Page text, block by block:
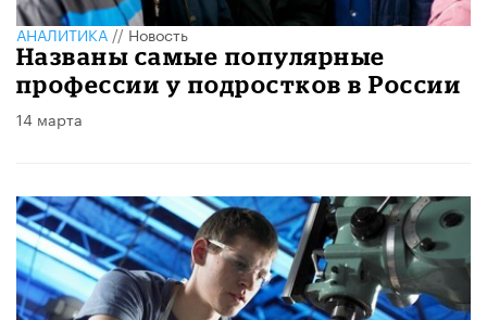
АНАЛИТИКА//Новость
Названы самые популярные
профессии у подростков в России
14 марта